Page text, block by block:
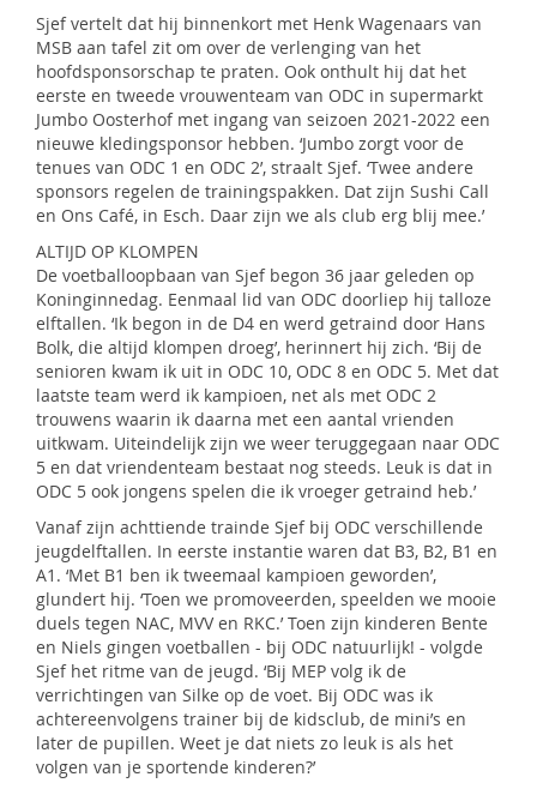
Sjef vertelt dat hij binnenkort met Henk Wagenaars van
MSB aan tafel zit om over de verlenging van het
hoofdsponsorschap te praten. Ook onthult hij dat het
eerste en tweede vrouwenteam van ODC in supermarkt
Jumbo Oosterhof met ingang van seizoen 2021-2022 een
nieuwe kledingsponsor hebben. ‘Jumbo zorgt voor de
tenues van ODC 1 en ODC 2’, straalt Sjef. ‘Twee andere
sponsors regelen de trainingspakken. Dat zijn Sushi Call
en Ons Café, in Esch. Daar zijn we als club erg blij mee.’
ALTIJD OP KLOMPEN
De voetballoopbaan van Sjef begon 36 jaar geleden op
Koninginnedag. Eenmaal lid van ODC doorliep hij talloze
elftallen. ‘Ik begon in de D4 en werd getraind door Hans
Bolk, die altijd klompen droeg’, herinnert hij zich. ‘Bij de
senioren kwam ik uit in ODC 10, ODC 8 en ODC 5. Met dat
laatste team werd ik kampioen, net als met ODC 2
trouwens waarin ik daarna met een aantal vrienden
uitkwam. Uiteindelijk zijn we weer teruggegaan naar ODC
5 en dat vriendenteam bestaat nog steeds. Leuk is dat in
ODC 5 ook jongens spelen die ik vroeger getraind heb.’
Vanaf zijn achttiende trainde Sjef bij ODC verschillende
jeugdelftallen. In eerste instantie waren dat B3, B2, B1 en
A1. ‘Met B1 ben ik tweemaal kampioen geworden’,
glundert hij. ‘Toen we promoveerden, speelden we mooie
duels tegen NAC, MVV en RKC.’ Toen zijn kinderen Bente
en Niels gingen voetballen - bij ODC natuurlijk! - volgde
Sjef het ritme van de jeugd. ‘Bij MEP volg ik de
verrichtingen van Silke op de voet. Bij ODC was ik
achtereenvolgens trainer bij de kidsclub, de mini’s en
later de pupillen. Weet je dat niets zo leuk is als het
volgen van je sportende kinderen?’